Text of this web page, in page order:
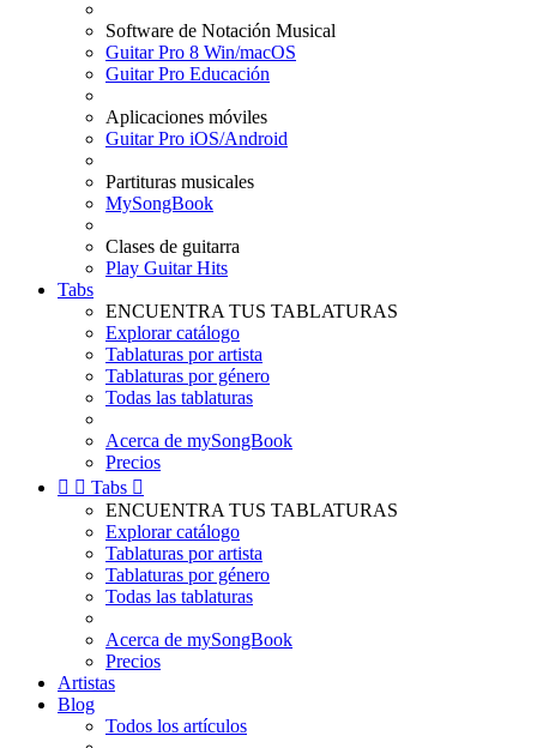
Software de Notación Musical
Guitar Pro 8 Win/macOS
Guitar Pro Educación
Aplicaciones móviles
Guitar Pro iOS/Android
Partituras musicales
MySongBook
Clases de guitarra
Play Guitar Hits
Tabs
ENCUENTRA TUS TABLATURAS
Explorar catálogo
Tablaturas por artista
Tablaturas por género
Todas las tablaturas
Acerca de mySongBook
Precios
  Tabs 
ENCUENTRA TUS TABLATURAS
Explorar catálogo
Tablaturas por artista
Tablaturas por género
Todas las tablaturas
Acerca de mySongBook
Precios
Artistas
Blog
Todos los artículos